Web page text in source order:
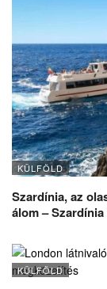
KÜLFÖLD
Szardínia, az
álom –
KÜLFÖLD